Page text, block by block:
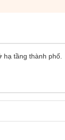
hạ tầng thành phố.